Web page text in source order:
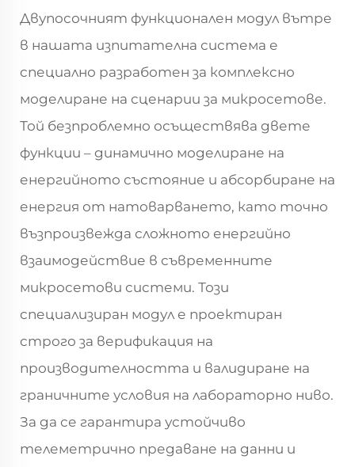
Двупосочният функционален модул вътре
в нашата изпитателна система е
специално разработен за комплексно
моделиране на сценарии за микросетове.
Той безпроблемно осъществява двете
функции – динамично моделиране на
енергийното състояние и абсорбиране на
енергия от натоварването, като точно
възпроизвежда сложното енергийно
взаимодействие в съвременните
микросетови системи. Този
специализиран модул е проектиран
строго за верификация на
производителността и валидиране на
граничните условия на лабораторно ниво.
За да се гарантира устойчиво
телеметрично предаване на данни и